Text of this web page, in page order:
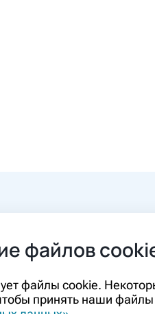
+7 (84862) 2-
ozon@ozon-
файлов
файлы cookie.
принять наши